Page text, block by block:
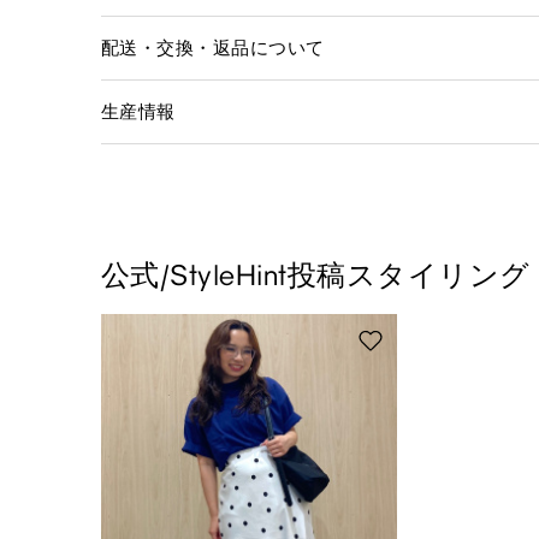
配送・交換・返品について
生産情報
公式/StyleHint投稿スタイリング